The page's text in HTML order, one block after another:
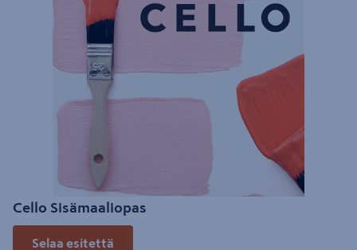
Cello Sisämaaliopas
Selaa esitettä